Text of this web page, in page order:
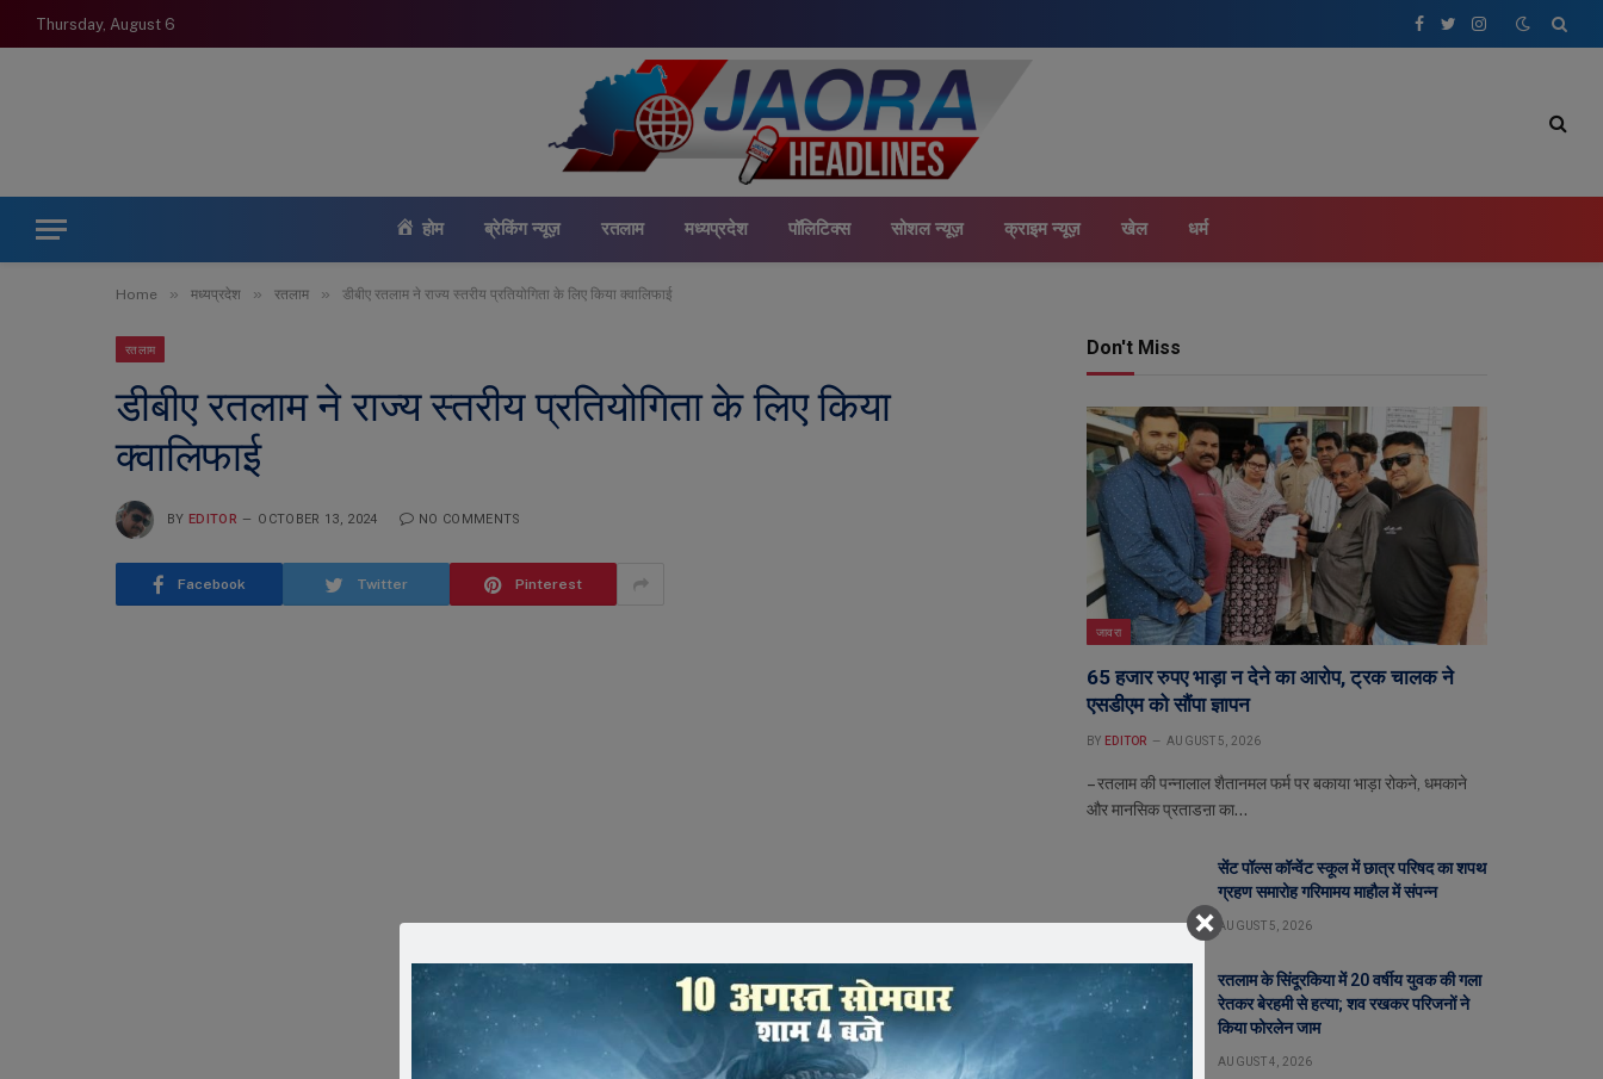
Thursday, August 6
Facebook
TwitterInstagram
होम ब्रेकिंग न्यूज़ रतलाम मध्यप्रदेश पॉलिटिक्स सोशल न्यूज़ क्राइम न्यूज़ खेल धर्म
Home » मध्यप्रदेश » रतलाम » डीबीए रतलाम ने राज्य स्तरीय प्रतियोगिता के लिए किया क्वालिफाई
रतलाम
डीबीए रतलाम ने राज्य स्तरीय प्रतियोगिता के लिए किया
क्वालिफाई
BY EDITOR OCTOBER 13, 2024 NO COMMENTS
Facebook Twitter Pinterest
Don't Miss
जावरा
65 हजार रुपए भाड़ा न देने का आरोप, ट्रक चालक ने
एसडीएम को सौंपा ज्ञापन
BY EDITOR AUGUST 5, 2026
– रतलाम की पन्नालाल शैतानमल फर्म पर बकाया भाड़ा रोकने, धमकाने
और मानसिक प्रताडऩा का…
सेंट पॉल्स कॉन्वेंट स्कूल में छात्र परिषद का शपथ
ग्रहण समारोह गरिमामय माहौल में संपन्न
AUGUST 5, 2026
रतलाम के सिंदूरकिया में 20 वर्षीय युवक की गला
रेतकर बेरहमी से हत्या; शव रखकर परिजनों ने
किया फोरलेन जाम
AUGUST 4, 2026